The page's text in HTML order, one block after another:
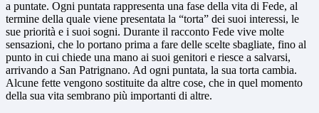
a puntate. Ogni puntata rappresenta una fase della vita di Fede, al
termine della quale viene presentata la “torta” dei suoi interessi, le
sue priorità e i suoi sogni. Durante il racconto Fede vive molte
sensazioni, che lo portano prima a fare delle scelte sbagliate, fino al
punto in cui chiede una mano ai suoi genitori e riesce a salvarsi,
arrivando a San Patrignano. Ad ogni puntata, la sua torta cambia.
Alcune fette vengono sostituite da altre cose, che in quel momento
della sua vita sembrano più importanti di altre.